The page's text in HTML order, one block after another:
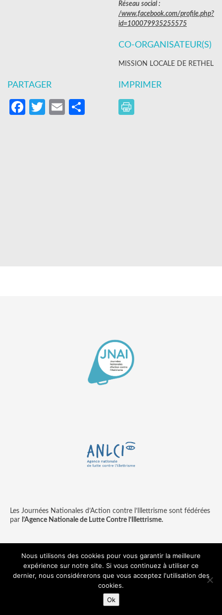
Réseau social :
/www.facebook.com/profile.php?
id=100079935255575
CO-ORGANISATEUR(S)
MISSION LOCALE DE RETHEL
PARTAGER
Facebook
Twitter
EmailPartager
IMPRIMER
Les Journées Nationales d’Action contre l’Illettrisme sont fédérées
par l’Agence Nationale de Lutte Contre l’Illettrisme.
Contact
Mentions légales
© copyright ANLCI 2018
Nous utilisons des cookies pour vous garantir la meilleure
expérience sur notre site. Si vous continuez à utiliser ce
dernier, nous considérerons que vous acceptez l'utilisation des
cookies.
Ok